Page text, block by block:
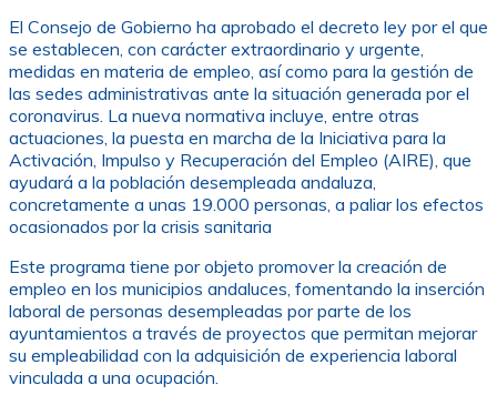
El Consejo de Gobierno ha aprobado el decreto ley por el que
se establecen, con carácter extraordinario y urgente,
medidas en materia de empleo, así como para la gestión de
las sedes administrativas ante la situación generada por el
coronavirus. La nueva normativa incluye, entre otras
actuaciones, la puesta en marcha de la Iniciativa para la
Activación, Impulso y Recuperación del Empleo (AIRE), que
ayudará a la población desempleada andaluza,
concretamente a unas 19.000 personas, a paliar los efectos
ocasionados por la crisis sanitaria
Este programa tiene por objeto promover la creación de
empleo en los municipios andaluces, fomentando la inserción
laboral de personas desempleadas por parte de los
ayuntamientos a través de proyectos que permitan mejorar
su empleabilidad con la adquisición de experiencia laboral
vinculada a una ocupación.